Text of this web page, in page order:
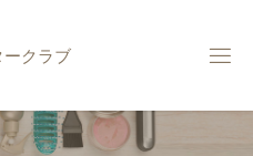
ークラブ